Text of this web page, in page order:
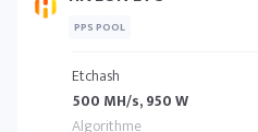
PPS POOL
Etchash
500 MH/s, 950 W